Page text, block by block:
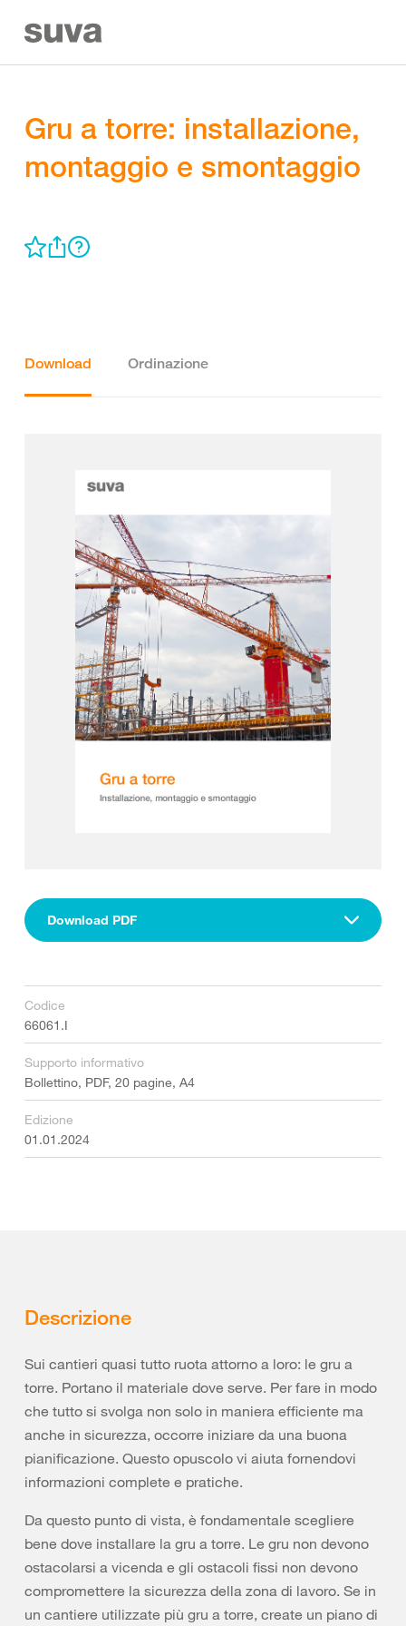
Gru a torre: installazione,
montaggio e smontaggio
Download Ordinazione
Download PDF
Codice
66061.I
Supporto informativo
Bollettino, PDF, 20 pagine, A4
Edizione
01.01.2024
Descrizione
Sui cantieri quasi tutto ruota attorno a loro: le gru a
torre. Portano il materiale dove serve. Per fare in modo
che tutto si svolga non solo in maniera efficiente ma
anche in sicurezza, occorre iniziare da una buona
pianificazione. Questo opuscolo vi aiuta fornendovi
informazioni complete e pratiche.
Da questo punto di vista, è fondamentale scegliere
bene dove installare la gru a torre. Le gru non devono
ostacolarsi a vicenda e gli ostacoli fissi non devono
compromettere la sicurezza della zona di lavoro. Se in
un cantiere utilizzate più gru a torre, create un piano di